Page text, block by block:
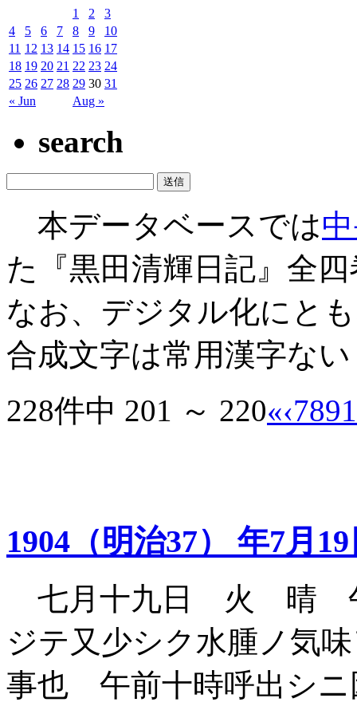
« Jun Aug »
1 2
3
4
5 6 7 8 9
10
11 12 13 14 15 16 17
18 19 20 21 22 23 24
25 26 27 28 29 30 31
search
本データベースでは
た『黒田清輝日記』全
なお、デジタル化にと
合成文字は常用漢字な
228件中 201 ～ 220«‹789
1904（明治37） 年7月
七月十九日 火 晴
ジテ又少シク水腫ノ気
事也 午前十時呼出シニ